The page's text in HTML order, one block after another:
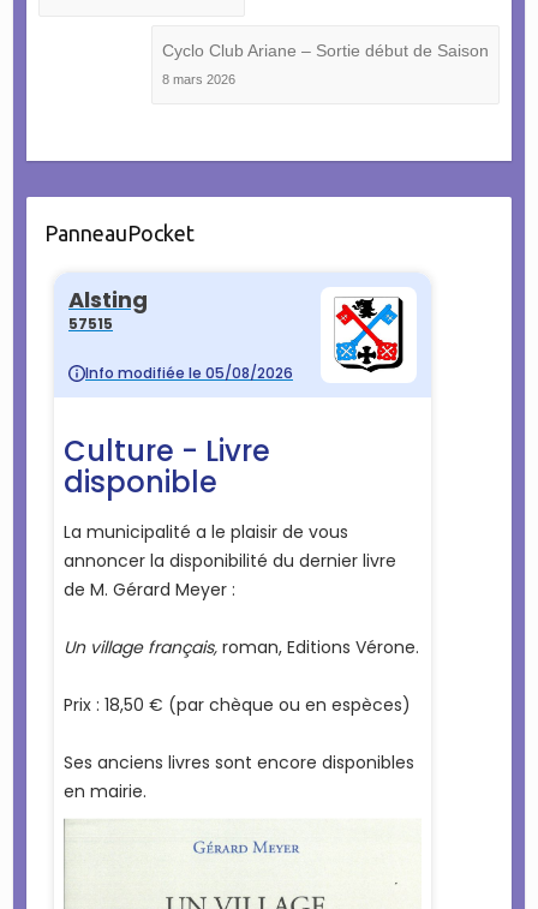
Cyclo Club Ariane – Sortie début de Saison
8 mars 2026
PanneauPocket